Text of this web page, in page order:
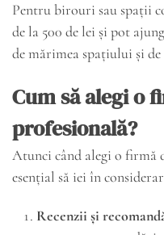
Pentru birouri sau spații
de la 500 de lei și pot
de mărimea spațiului și
Cum să alegi o
profesională?
Atunci când alegi o firmă
esențial să iei în
Recenzii și